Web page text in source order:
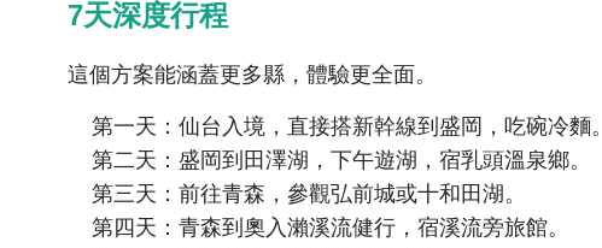
7天深度行程
這個方案能涵蓋更多縣，體驗更全面。
第一天：仙台入境，直接搭新幹線到盛岡，吃碗冷麵。
第二天：盛岡到田澤湖，下午遊湖，宿乳頭溫泉鄉。
第三天：前往青森，參觀弘前城或十和田湖。
第四天：青森到奧入瀨溪流健行，宿溪流旁旅館。